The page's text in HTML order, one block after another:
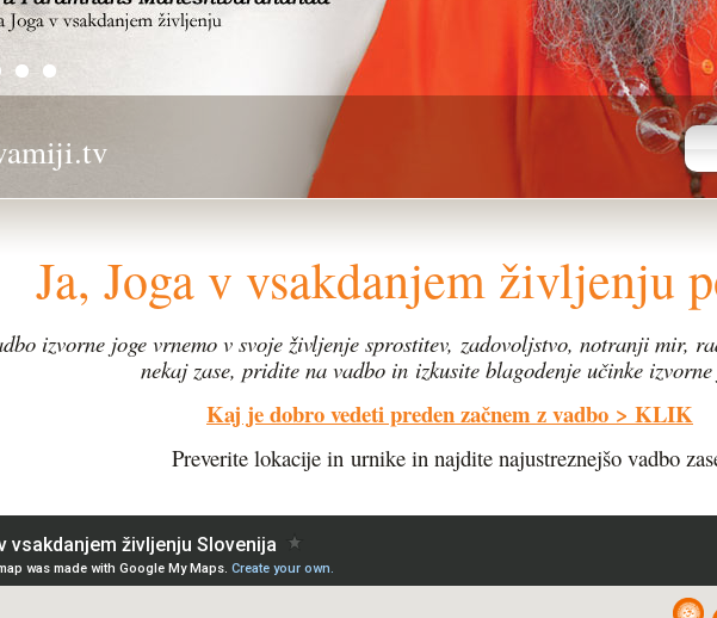
Ja, Joga v vsakdanjem življenju
izvorne joge vrnemo v svoje življenje sprostitev, zadovoljstvo, notranji mir,
nekaj zase, pridite na vadbo in izkusite blagodenje učinke izvorne
Kaj je dobro vedeti preden začnem z vadbo > KLIK
Preverite lokacije in urnike in najdite najustreznejšo vadbo